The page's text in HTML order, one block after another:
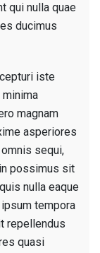
qui nulla quae
ducimus
iste
magnam
asperiores
sequi,
possimus sit
nulla eaque
tempora
repellendus
quasi